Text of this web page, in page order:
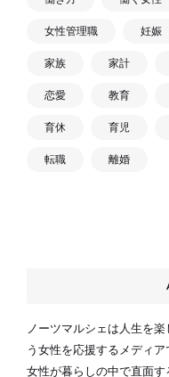
女性管理職 妊娠
家族 家計
恋愛 教育
育休 育児
転職 離婚
ノーツマルシェは人生を
う女性を応援するメディア
女性が暮らしの中で直面す